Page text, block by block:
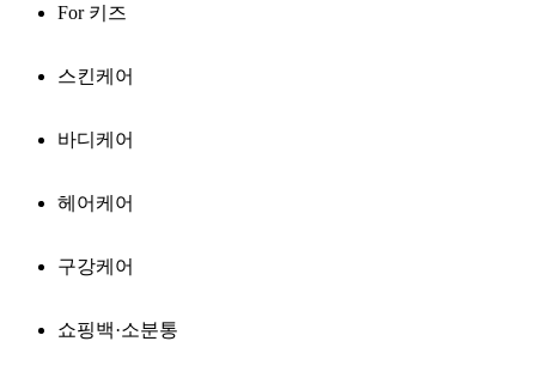
For 키즈
스킨케어
바디케어
헤어케어
구강케어
쇼핑백·소분통